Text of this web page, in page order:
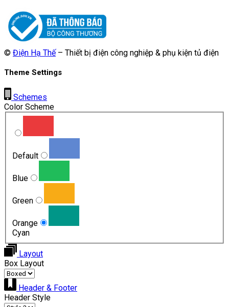
© Điện Hạ Thế– Thiết bị điện công nghiệp & phụ kiện tủ điện
Theme Settings
Schemes
Color Scheme
Default
Blue
Green
Orange
Cyan
Layout
Box Layout
Header & Footer
Header Style